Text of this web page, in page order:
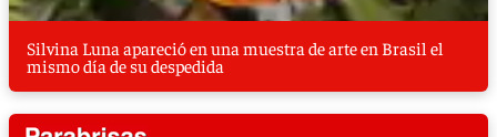
Silvina Luna apareció en una muestra de arte en Brasil el
mismo día de su despedida